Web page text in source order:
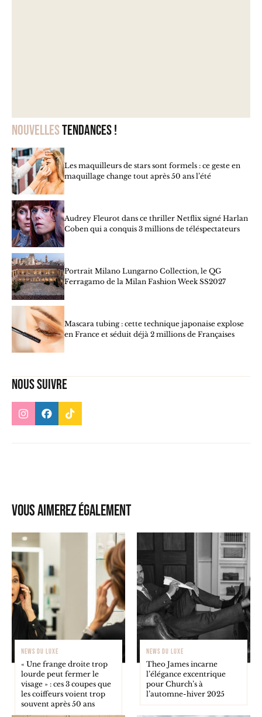
Nouvellestendances !
Les maquilleurs de stars sont formels : ce geste en
maquillage change tout après 50 ans l’été
Audrey Fleurot dans ce thriller Netflix signé Harlan
Coben qui a conquis 3 millions de téléspectateurs
Portrait Milano Lungarno Collection, le QG
Ferragamo de la Milan Fashion Week SS2027
Mascara tubing : cette technique japonaise explose
en France et séduit déjà 2 millions de Françaises
Nous suivre
Vous aimerez également
NEWS DU LUXE
« Une frange droite trop
lourde peut fermer le
visage » : ces 3 coupes que
les coiffeurs voient trop
souvent après 50 ans
NEWS DU LUXE
Theo James incarne
l’élégance excentrique
pour Church’s à
l’automne-hiver 2025